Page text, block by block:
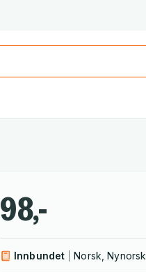
98,-
Innbundet Norsk, Nynorsk